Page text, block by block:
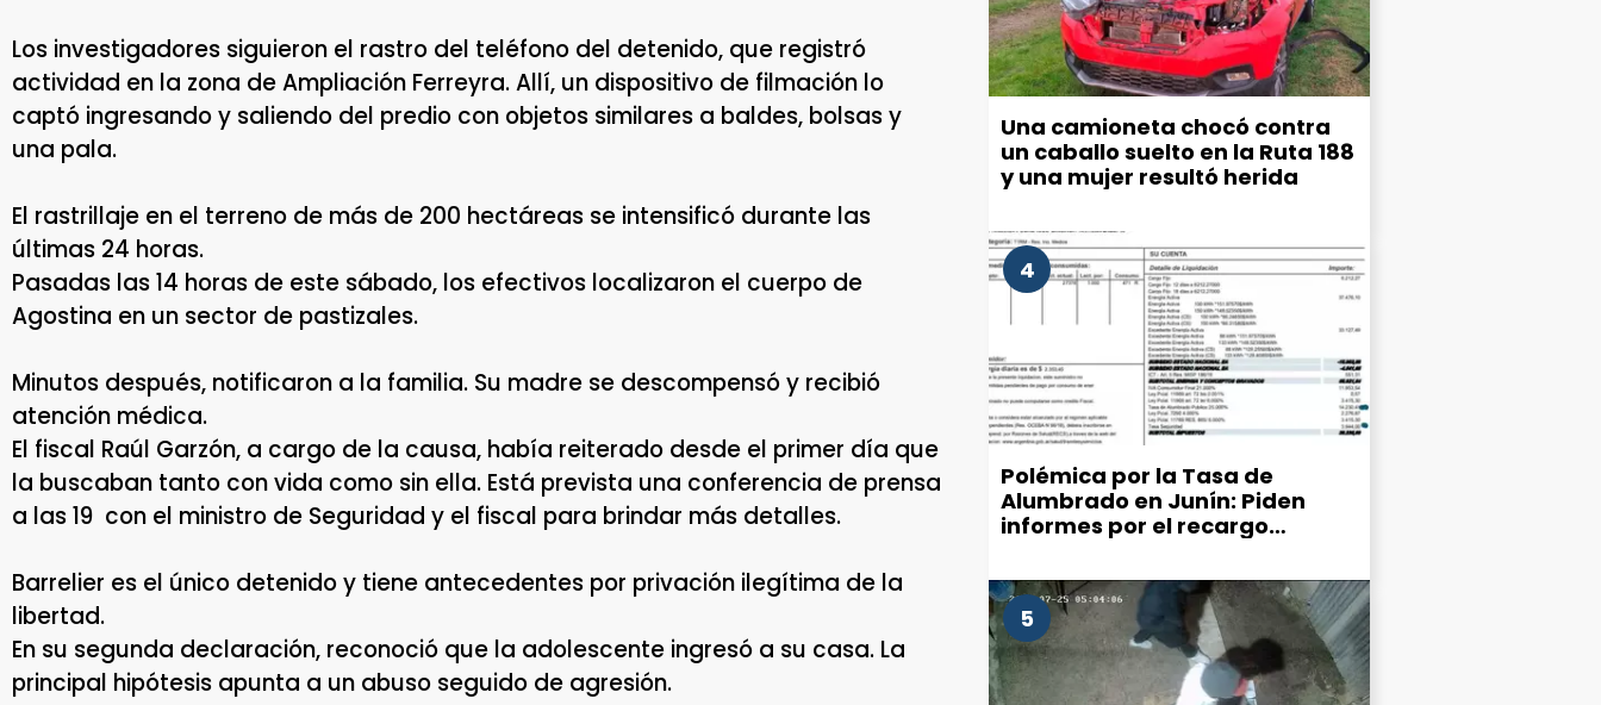
Los investigadores siguieron el rastro del teléfono del detenido, que registró
actividad en la zona de Ampliación Ferreyra. Allí, un dispositivo de filmación lo
captó ingresando y saliendo del predio con objetos similares a baldes, bolsas y
una pala.
El rastrillaje en el terreno de más de 200 hectáreas se intensificó durante las
últimas 24 horas.
Pasadas las 14 horas de este sábado, los efectivos localizaron el cuerpo de
Agostina en un sector de pastizales.
Minutos después, notificaron a la familia. Su madre se descompensó y recibió
atención médica.
El fiscal Raúl Garzón, a cargo de la causa, había reiterado desde el primer día que
la buscaban tanto con vida como sin ella. Está prevista una conferencia de prensa
a las 19 con el ministro de Seguridad y el fiscal para brindar más detalles.
Barrelier es el único detenido y tiene antecedentes por privación ilegítima de la
libertad.
En su segunda declaración, reconoció que la adolescente ingresó a su casa. La
principal hipótesis apunta a un abuso seguido de agresión.
Una camioneta chocó contra
un caballo suelto en la Ruta 188
y una mujer resultó herida
4
Polémica por la Tasa de
Alumbrado en Junín: Piden
informes por el recargo
de luz
5